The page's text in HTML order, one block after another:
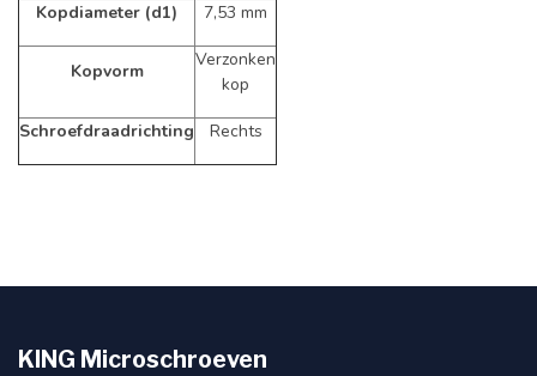
Kopdiameter (d1) 7,53 mm
Kopvorm
Verzonken
kop
Schroefdraadrichting Rechts
KING Microschroeven